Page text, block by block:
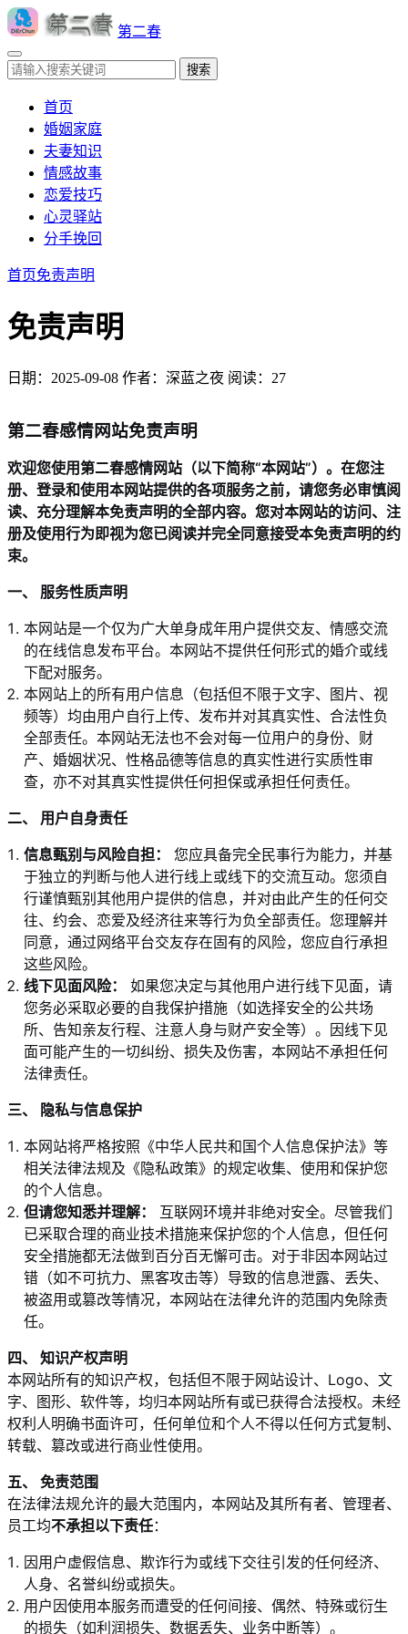
第二春
搜索
首页
婚姻家庭
夫妻知识
情感故事
恋爱技巧
心灵驿站
分手挽回
首页免责声明
免责声明
日期：2025-09-08 作者：深蓝之夜 阅读：27
第二春感情网站免责声明
欢迎您使用第二春感情网站（以下简称“本网站”）。在您注
册、登录和使用本网站提供的各项服务之前，请您务必审慎阅
读、充分理解本免责声明的全部内容。您对本网站的访问、注
册及使用行为即视为您已阅读并完全同意接受本免责声明的约
束。
一、 服务性质声明
本网站是一个仅为广大单身成年用户提供交友、情感交流
的在线信息发布平台。本网站不提供任何形式的婚介或线
下配对服务。
本网站上的所有用户信息（包括但不限于文字、图片、视
频等）均由用户自行上传、发布并对其真实性、合法性负
全部责任。本网站无法也不会对每一位用户的身份、财
产、婚姻状况、性格品德等信息的真实性进行实质性审
查，亦不对其真实性提供任何担保或承担任何责任。
二、 用户自身责任
信息甄别与风险自担：
您应具备完全民事行为能力，并基
于独立的判断与他人进行线上或线下的交流互动。您须自
行谨慎甄别其他用户提供的信息，并对由此产生的任何交
往、约会、恋爱及经济往来等行为负全部责任。您理解并
同意，通过网络平台交友存在固有的风险，您应自行承担
这些风险。
线下见面风险：
如果您决定与其他用户进行线下见面，请
您务必采取必要的自我保护措施（如选择安全的公共场
所、告知亲友行程、注意人身与财产安全等）。因线下见
面可能产生的一切纠纷、损失及伤害，本网站不承担任何
法律责任。
三、 隐私与信息保护
本网站将严格按照《中华人民共和国个人信息保护法》等
相关法律法规及《隐私政策》的规定收集、使用和保护您
的个人信息。
但请您知悉并理解：
互联网环境并非绝对安全。尽管我们
已采取合理的商业技术措施来保护您的个人信息，但任何
安全措施都无法做到百分百无懈可击。对于非因本网站过
错（如不可抗力、黑客攻击等）导致的信息泄露、丢失、
被盗用或篡改等情况，本网站在法律允许的范围内免除责
任。
四、 知识产权声明
本网站所有的知识产权，包括但不限于网站设计、Logo、文
字、图形、软件等，均归本网站所有或已获得合法授权。未经
权利人明确书面许可，任何单位和个人不得以任何方式复制、
转载、篡改或进行商业性使用。
五、 免责范围
在法律法规允许的最大范围内，本网站及其所有者、管理者、
员工均不承担以下责任：
因用户虚假信息、欺诈行为或线下交往引发的任何经济、
人身、名誉纠纷或损失。
用户因使用本服务而遭受的任何间接、偶然、特殊或衍生
的损失（如利润损失、数据丢失、业务中断等）。